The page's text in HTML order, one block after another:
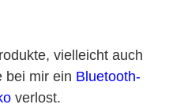
vielleicht auch
bei mir ein Bluetooth-
verlost.